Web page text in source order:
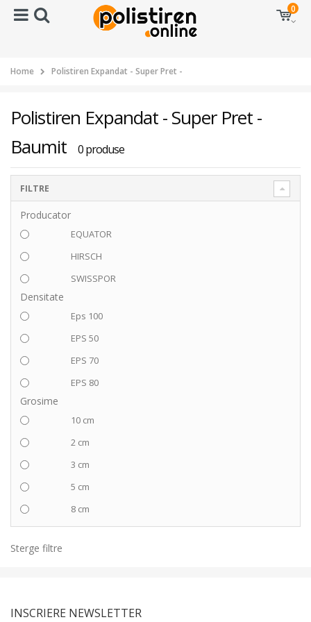
0
Home Polistiren Expandat - Super Pret -
Polistiren Expandat - Super Pret -
Baumit
0 produse
FILTRE
Producator
EQUATOR
HIRSCH
SWISSPOR
Densitate
Eps 100
EPS 50
EPS 70
EPS 80
Grosime
10 cm
2 cm
3 cm
5 cm
8 cm
Sterge filtre
INSCRIERE NEWSLETTER